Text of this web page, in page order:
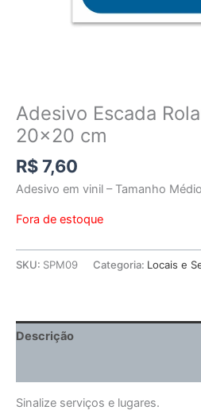
Adesivo Escada
20×20 cm
R$7,60
Adesivo em vinil – Tamanho
Fora de estoque
SKU: SPM09 Categoria: Locais e
Descrição
Sinalize serviços e lugares.